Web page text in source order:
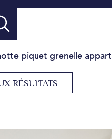
piquet grenelle
RÉSULTATS